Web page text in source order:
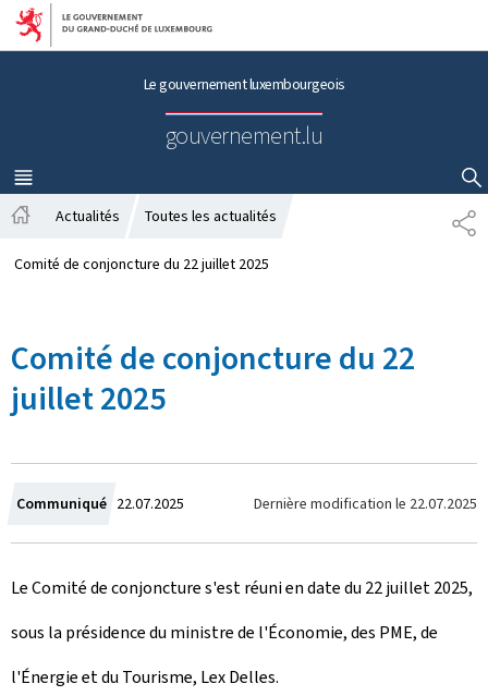
Aller au menu principal
Aller au contenu
Le gouvernement luxembourgeois
gouvernement.lu
MENU
PRINCIPAL
AFFICHER / MASQUER LA RECHERCHE
P
A
c
i
l
Actualités Toutes les actualités
Comité de conjoncture du 22 juillet 2025
Comité de conjoncture du 22
juillet 2025
Communiqué C
r
é
e
l
22.07.2025 Dernière modification le 22.07.2025
Le Comité de conjoncture s'est réuni en date du 22 juillet 2025,
sous la présidence du ministre de l'Économie, des PME, de
l'Énergie et du Tourisme, Lex Delles.